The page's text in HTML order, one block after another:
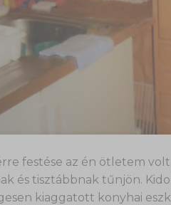
festése az én ötletem
és tisztábbnak tűnjön.
kiaggatott konyhai